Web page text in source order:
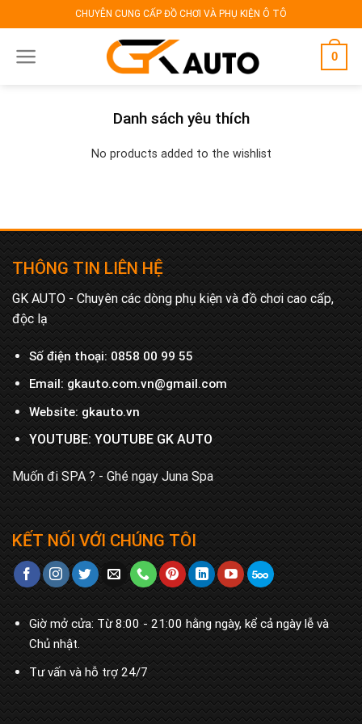
to
content
CHUYÊN CUNG CẤP ĐỒ CHƠI VÀ PHỤ KIỆN Ô TÔ
0
Danh sách yêu thích
No products added to the wishlist
THÔNG TIN LIÊN HỆ
GK AUTO - Chuyên các dòng phụ kiện và đồ chơi cao cấp,
độc lạ
Số điện thoại: 0858 00 99 55
Email:gkauto.com.vn@gmail.com
Website: gkauto.vn
YOUTUBE:YOUTUBE GK AUTO
Muốn đi SPA ? - Ghé ngay Juna Spa
KẾT NỐI VỚI CHÚNG TÔI
Giờ mở cửa: Từ 8:00 - 21:00 hằng ngày, kể cả ngày lễ và
Chủ nhật.
Tư vấn và hỗ trợ 24/7